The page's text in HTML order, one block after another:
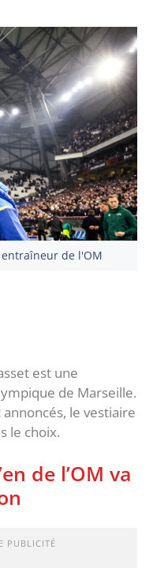
entraîneur de l'OM
est une
de Marseille.
le vestiaire
le choix.
de l’OM va
PUBLICITÉ